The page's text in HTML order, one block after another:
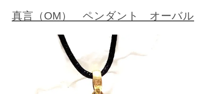
真言（OM） ペンダント オーバル